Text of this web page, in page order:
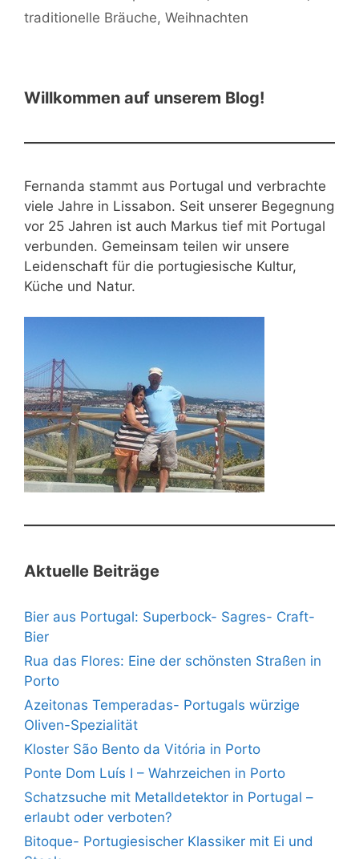
traditionelle Bräuche, Weihnachten
Willkommen auf unserem Blog!
Fernanda stammt aus Portugal und verbrachte
viele Jahre in Lissabon. Seit unserer Begegnung
vor 25 Jahren ist auch Markus tief mit Portugal
verbunden. Gemeinsam teilen wir unsere
Leidenschaft für die portugiesische Kultur,
Küche und Natur.
Aktuelle Beiträge
Bier aus Portugal: Superbock- Sagres- Craft-
Bier
Rua das Flores: Eine der schönsten Straßen in
Porto
Azeitonas Temperadas- Portugals würzige
Oliven-Spezialität
Kloster São Bento da Vitória in Porto
Ponte Dom Luís I – Wahrzeichen in Porto
Schatzsuche mit Metalldetektor in Portugal –
erlaubt oder verboten?
Bitoque- Portugiesischer Klassiker mit Ei und